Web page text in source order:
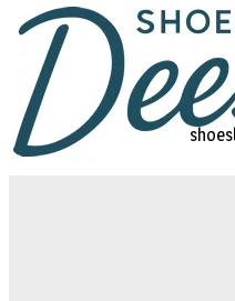
logo-